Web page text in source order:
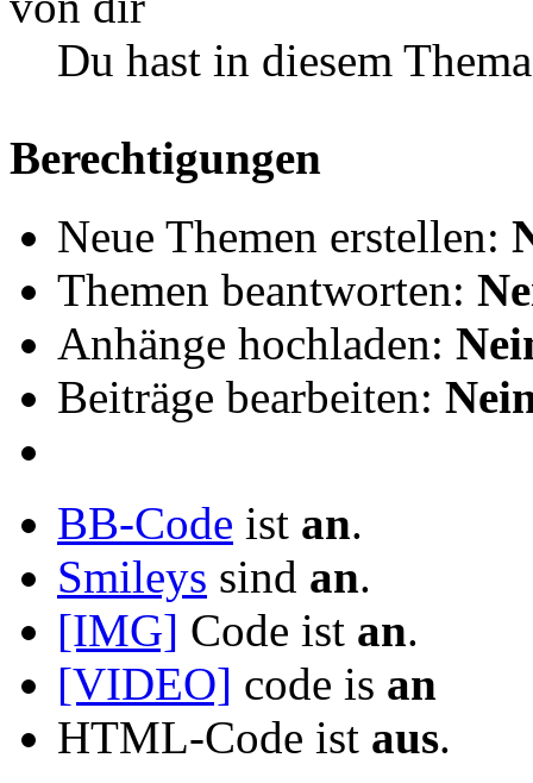
Du hast in diesem
Berechtigungen
Neue Themen erstellen:
Themen beantworten:
Anhänge hochladen:
Beiträge bearbeiten:
BB-Code ist an.
Smileys sind an.
[IMG] Code ist an.
[VIDEO] code is an
HTML-Code ist aus.